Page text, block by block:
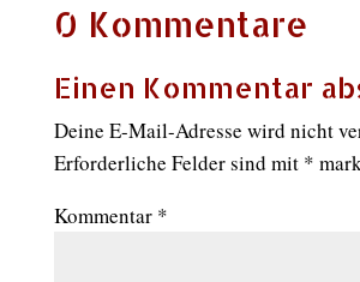
0 Kommentare
Einen Kommentar
Deine E-Mail-Adresse wird nicht
Erforderliche Felder sind mit *
Kommentar *